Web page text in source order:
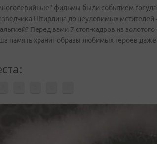
фильмы были событием
Штирлица до неуловимых
Перед вами 7 стоп-кадров из
память хранит образы любимых героев даже